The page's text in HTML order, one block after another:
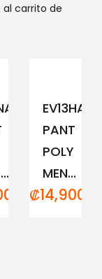
carrito de
PANT
POLY
MEN...
₡